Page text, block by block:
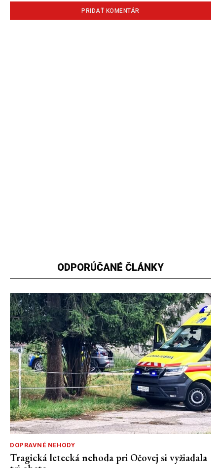
ODPORÚČANÉ ČLÁNKY
DOPRAVNÉ NEHODY
Tragická letecká nehoda pri Očovej si vyžiadala